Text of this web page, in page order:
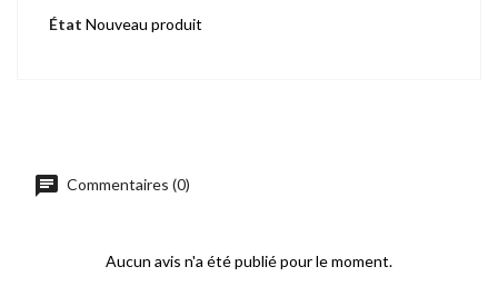
État Nouveau produit
chat Commentaires (0)
Aucun avis n'a été publié pour le moment.